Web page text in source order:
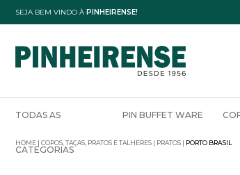
SEJA BEM VINDO À PINHEIRENSE!
TODAS AS
CATEGORIAS
PIN BUFFET WARE
HOME COPOS, TAÇAS, PRATOS E TALHERES PRATOS PORTO BRASIL